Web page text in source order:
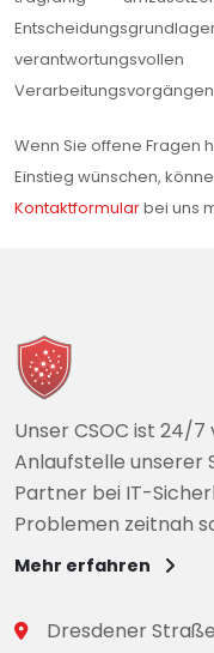
Wenn Sie offene Fragen
Einstieg wünschen,
Kontaktformularbei uns
Unser CSOC ist 24/
Anlaufstelle unserer
Partner bei IT-
Problemen zeitnah
Mehr erfahren
Dresdener Straße